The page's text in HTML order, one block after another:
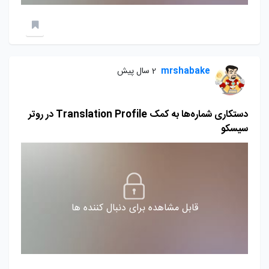
mrshabake 2 سال پیش
دستکاری شماره‌ها به کمک Translation Profile در روتر
سیسکو
قابل مشاهده برای دنبال کننده ها